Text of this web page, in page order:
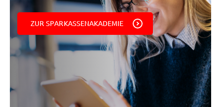
ZUR SPARKASSENAKADEMIE